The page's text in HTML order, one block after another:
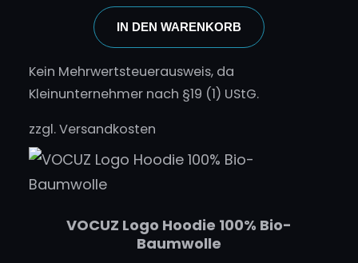
IN DEN WARENKORB
Kein Mehrwertsteuerausweis, da
Kleinunternehmer nach §19 (1) UStG.
zzgl.Versandkosten
VOCUZ Logo Hoodie 100% Bio-
Baumwolle